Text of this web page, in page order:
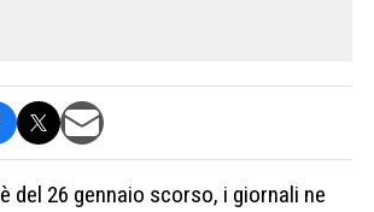
del 26 gennaio scorso, i giornali ne